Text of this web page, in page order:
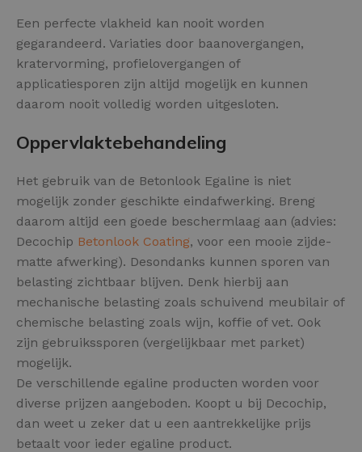
Een perfecte vlakheid kan nooit worden
gegarandeerd. Variaties door baanovergangen,
kratervorming, profielovergangen of
applicatiesporen zijn altijd mogelijk en kunnen
daarom nooit volledig worden uitgesloten.
Oppervlaktebehandeling
Het gebruik van de Betonlook Egaline is niet
mogelijk zonder geschikte eindafwerking. Breng
daarom altijd een goede beschermlaag aan (advies:
Decochip Betonlook Coating, voor een mooie zijde-
matte afwerking). Desondanks kunnen sporen van
belasting zichtbaar blijven. Denk hierbij aan
mechanische belasting zoals schuivend meubilair of
chemische belasting zoals wijn, koffie of vet. Ook
zijn gebruikssporen (vergelijkbaar met parket)
mogelijk.
De verschillende egaline producten worden voor
diverse prijzen aangeboden. Koopt u bij Decochip,
dan weet u zeker dat u een aantrekkelijke prijs
betaalt voor ieder egaline product.